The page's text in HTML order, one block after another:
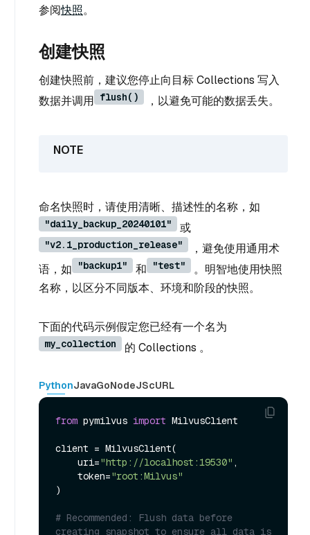
参阅快照。
创建快照
创建快照前，建议您停止向目标 Collections 写入
数据并调用 flush() ，以避免可能的数据丢失。
命名快照时，请使用清晰、描述性的名称，如
"daily_backup_20240101" 或
"v2.1_production_release"
，避免使用通用术
语，如
"backup1" 和 "test"
。明智地使用快照
名称，以区分不同版本、环境和阶段的快照。
下面的代码示例假定您已经有一个名为
my_collection 的 Collections 。
PythonJavaGoNodeJScURL
from pymilvus import MilvusClient
client = MilvusClient(
    uri=
"http://localhost:19530" ,
    token=
"root:Milvus"
)
# Recommended: Flush data before
creating snapshot to ensure all data is